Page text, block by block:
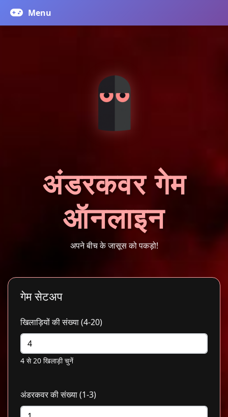
अंडरकवर गेम
ऑनलाइन
अपने बीच के जासूस को पकड़ो!
गेम सेटअप
खिलाड़ियों की संख्या (4-20)
4 से 20 खिलाड़ी चुनें
अंडरकवर की संख्या (1-3)